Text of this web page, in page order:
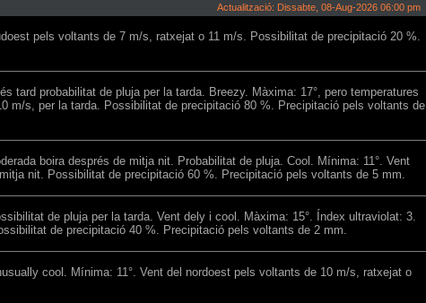
Actualització: Dissabte, 08-Aug-2026 06:00 pm
pels voltants de 7 m/s, ratxejat o 11 m/s. Possibilitat de precipitació 20 %.
probabilitat de pluja per la tarda. Breezy. Màxima: 17°, pero temperatures
m/s, per la tarda. Possibilitat de precipitació 80 %. Precipitació pels voltants de
boira després de mitja nit. Probabilitat de pluja. Cool. Mínima: 11°. Vent
nit. Possibilitat de precipitació 60 %. Precipitació pels voltants de 5 mm.
de pluja per la tarda. Vent dely i cool. Màxima: 15°. Índex ultraviolat: 3.
de precipitació 40 %. Precipitació pels voltants de 2 mm.
cool. Mínima: 11°. Vent del nordoest pels voltants de 10 m/s, ratxejat o